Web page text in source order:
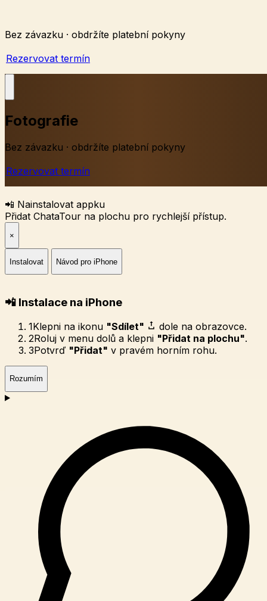
Bez závazku · obdržíte platební pokyny
Rezervovat termín
Fotografie
Bez závazku · obdržíte platební pokyny
Rezervovat termín
📲 Nainstalovat appku
Přidat ChataTour na plochu pro rychlejší přístup.
×
Instalovat Návod pro iPhone
📲 Instalace na iPhone
1Klepni na ikonu "Sdílet"
dole na obrazovce.
2Roluj v menu dolů a klepni "Přidat na plochu".
3Potvrď "Přidat" v pravém horním rohu.
Rozumím